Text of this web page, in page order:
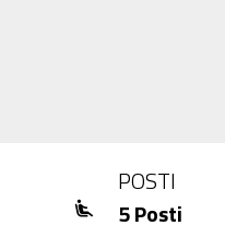
POSTI
airline_seat_recline_extra
5 Posti